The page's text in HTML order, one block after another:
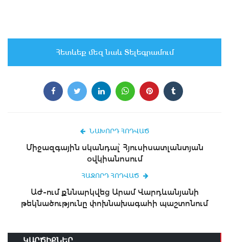
Հետևեք մեզ նաև Տելեգրամում
ՆԱԽՈՐԴ ՀՈԴՎԱԾ
Միջազգային սկանդալ՝ Հյուսիսատլանտյան
օվկիանոսում
ՀԱՋՈՐԴ ՀՈԴՎԱԾ
ԱԺ-ում քննարկվեց Արամ Վարդևանյանի
թեկնածությունը փոխնախագահի պաշտոնում